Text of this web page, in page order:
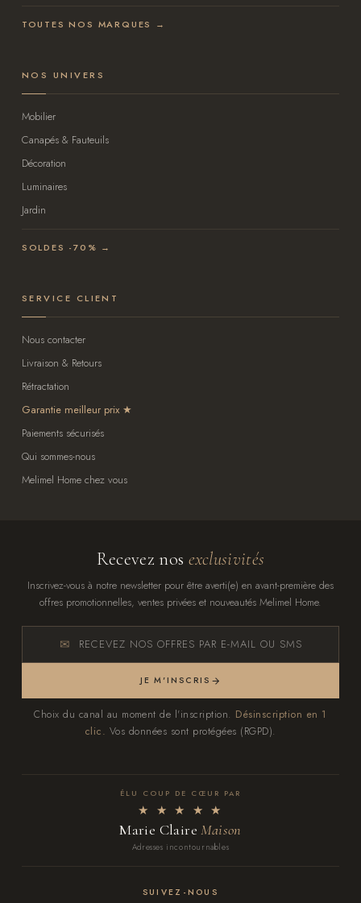
TOUTES NOS MARQUES →
NOS UNIVERS
Mobilier
Canapés & Fauteuils
Décoration
Luminaires
Jardin
SOLDES -70% →
SERVICE CLIENT
Nous contacter
Livraison & Retours
Rétractation
Garantie meilleur prix
Paiements sécurisés
Qui sommes-nous
Melimel Home chez vous
Recevez nos exclusivités
Inscrivez-vous à notre newsletter pour être averti(e) en avant-première des
offres promotionnelles, ventes privées et nouveautés Melimel Home.
RECEVEZ NOS OFFRES PAR E-MAIL OU SMS
JE M'INSCRIS
Choix du canal au moment de l'inscription. Désinscription en 1
clic. Vos données sont protégées (RGPD).
ÉLU COUP DE CŒUR PAR
★ ★ ★ ★ ★
Marie ClaireMaison
Adresses incontournables
SUIVEZ-NOUS